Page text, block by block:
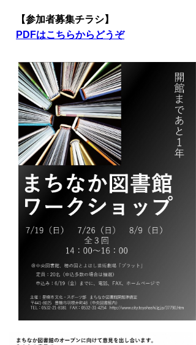
【参加者募集チラシ】
PDFはこちらからどうぞ